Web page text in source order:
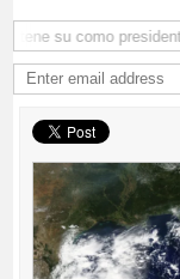
su como presidente